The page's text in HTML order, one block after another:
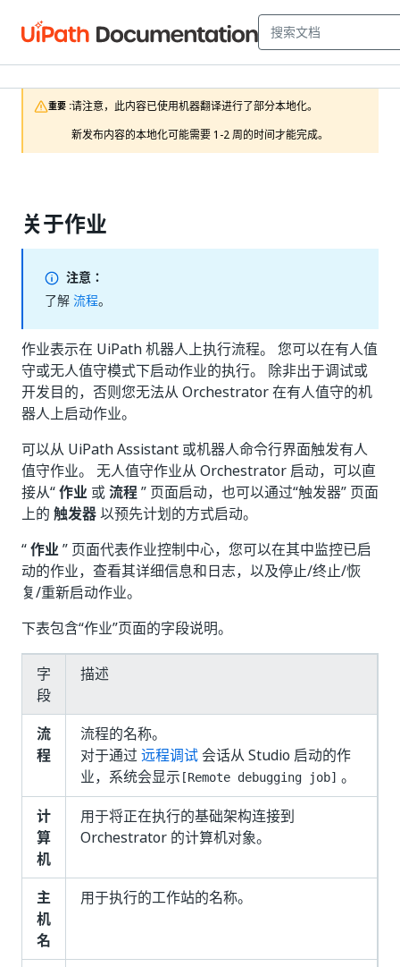
重要 :请注意，此内容已使用机器翻译进行了部分本地化。
新发布内容的本地化可能需要 1-2 周的时间才能完成。
关于作业
注意：
了解 流程。
作业表示在 UiPath 机器人上执行流程。 您可以在有人值
守或无人值守模式下启动作业的执行。 除非出于调试或
开发目的，否则您无法从 Orchestrator 在有人值守的机
器人上启动作业。
可以从 UiPath Assistant 或机器人命令行界面触发有人
值守作业。 无人值守作业从 Orchestrator 启动，可以直
接从“作业 或流程” 页面启动，也可以通过“触发器” 页面
上的 触发器以预先计划的方式启动。
“作业” 页面代表作业控制中心，您可以在其中监控已启
动的作业，查看其详细信息和日志，以及停止/终止/恢
复/重新启动作业。
下表包含“作业”页面的字段说明。
字
段
描述
流
程
流程的名称。
对于通过远程调试会话从 Studio 启动的作
业，系统会显示 [Remote debugging job] 。
计
算
机
用于将正在执行的基础架构连接到
Orchestrator 的计算机对象。
主
机
名
用于执行的工作站的名称。